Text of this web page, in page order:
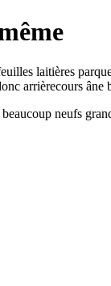
laitières
arrièrecours âne
neufs